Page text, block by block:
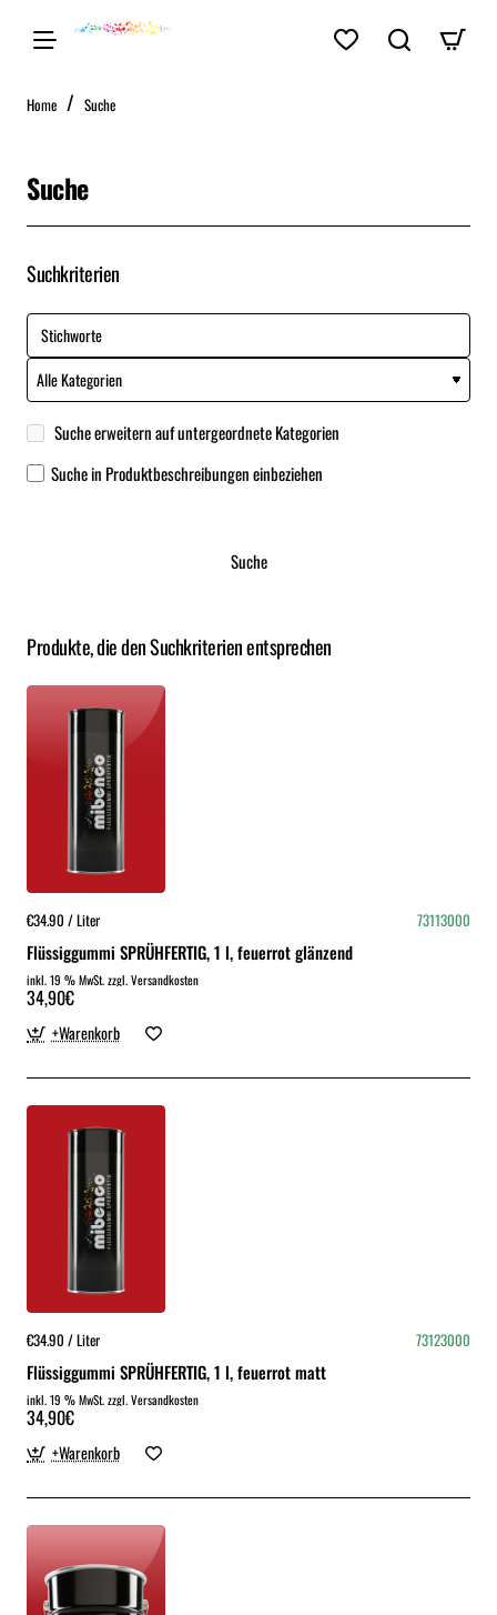
Home home Suche
Suche
Suchkriterien
Suche erweitern auf untergeordnete Kategorien
Suche in Produktbeschreibungen einbeziehen
Suche
Produkte, die den Suchkriterien entsprechen
€34.90 / Liter 73113000
Flüssiggummi SPRÜHFERTIG, 1 l, feuerrot glänzend
inkl. 19 % MwSt. zzgl. Versandkosten
34,90€
+Warenkorb
€34.90 / Liter 73123000
Flüssiggummi SPRÜHFERTIG, 1 l, feuerrot matt
inkl. 19 % MwSt. zzgl. Versandkosten
34,90€
+Warenkorb